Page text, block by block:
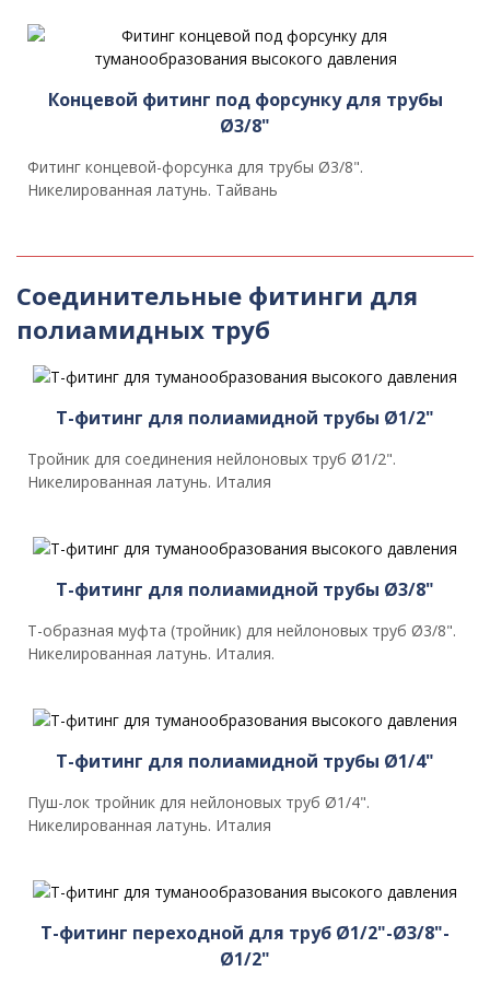
Концевой фитинг под форсунку для трубы
Ø3/8"
Фитинг концевой-форсунка для трубы Ø3/8".
Никелированная латунь. Тайвань
Соединительные фитинги для
полиамидных труб
T-фитинг для полиамидной трубы Ø1/2"
Тройник для соединения нейлоновых труб Ø1/2".
Никелированная латунь. Италия
T-фитинг для полиамидной трубы Ø3/8"
T-образная муфта (тройник) для нейлоновых труб Ø3/8".
Никелированная латунь. Италия.
T-фитинг для полиамидной трубы Ø1/4"
Пуш-лок тройник для нейлоновых труб Ø1/4".
Никелированная латунь. Италия
T-фитинг переходной для труб Ø1/2"-Ø3/8"-
Ø1/2"